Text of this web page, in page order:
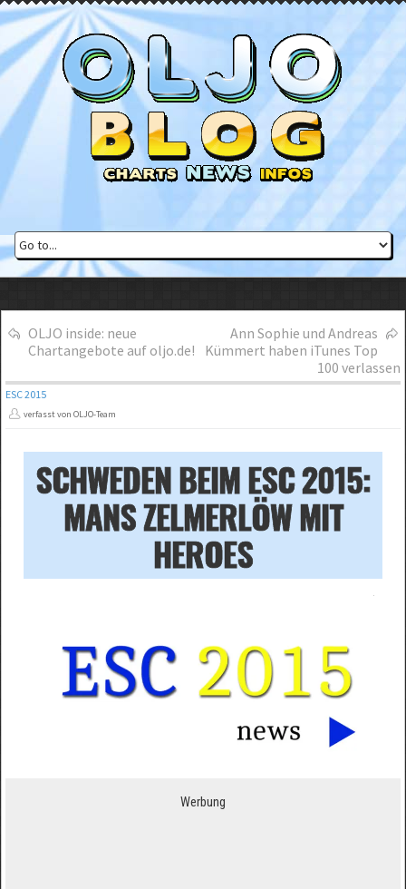
OLJO inside: neue
Chartangebote auf oljo.de!
Ann Sophie und Andreas
Kümmert haben iTunes Top
100 verlassen
ESC 2015
verfasst von OLJO-Team
SCHWEDEN BEIM ESC 2015:
MANS ZELMERLÖW MIT
HEROES
Werbung